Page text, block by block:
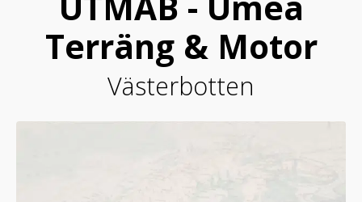
Terräng & Motor
Västerbotten